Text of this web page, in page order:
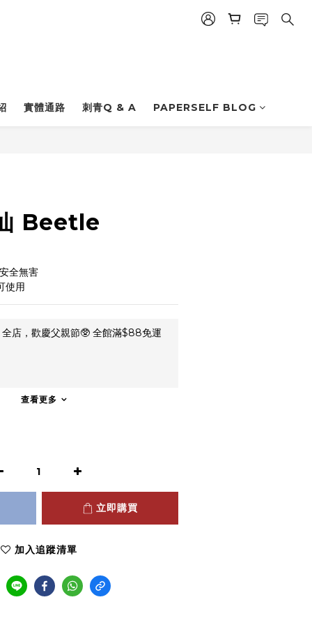
實體通路 刺青Q & A PAPERSELF BLOG
Beetle
全無害
使用
店，歡慶父親節🥸 全館滿$88免運
查看更多
立即購買
加入追蹤清單